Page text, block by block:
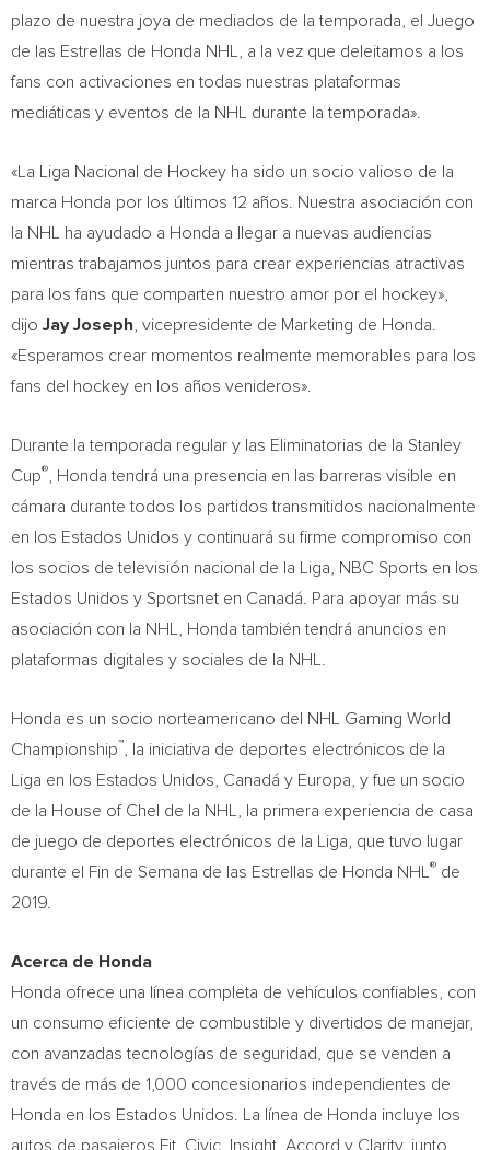
plazo de nuestra joya de mediados de la temporada, el Juego
de las Estrellas de Honda NHL, a la vez que deleitamos a los
fans con activaciones en todas nuestras plataformas
mediáticas y eventos de la NHL durante la temporada».
«La Liga Nacional de Hockey ha sido un socio valioso de la
marca Honda por los últimos 12 años. Nuestra asociación con
la NHL ha ayudado a Honda a llegar a nuevas audiencias
mientras trabajamos juntos para crear experiencias atractivas
para los fans que comparten nuestro amor por el hockey»,
dijoJay Joseph , vicepresidente de Marketing de Honda.
«Esperamos crear momentos realmente memorables para los
fans del hockey en los años venideros».
Durante la temporada regular y las Eliminatorias de la Stanley
Cup®
, Honda tendrá una presencia en las barreras visible en
cámara durante todos los partidos transmitidos nacionalmente
en los Estados Unidos y continuará su firme compromiso con
los socios de televisión nacional de la Liga, NBC Sports en los
Estados Unidos y Sportsnet en Canadá. Para apoyar más su
asociación con la NHL, Honda también tendrá anuncios en
plataformas digitales y sociales de la NHL.
Honda es un socio norteamericano del NHL Gaming World
Championship™
, la iniciativa de deportes electrónicos de la
Liga en los Estados Unidos, Canadá y Europa, y fue un socio
de la House of Chel de la NHL, la primera experiencia de casa
de juego de deportes electrónicos de la Liga, que tuvo lugar
durante el Fin de Semana de las Estrellas de Honda NHL ® de
2019.
Acerca de Honda
Honda ofrece una línea completa de vehículos confiables, con
un consumo eficiente de combustible y divertidos de manejar,
con avanzadas tecnologías de seguridad, que se venden a
través de más de 1,000 concesionarios independientes de
Honda en los Estados Unidos. La línea de Honda incluye los
autos de pasajeros Fit, Civic, Insight, Accord y Clarity, junto